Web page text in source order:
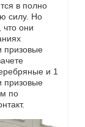
в полно
силу. Но
они
призовые
и 1
призовые
по